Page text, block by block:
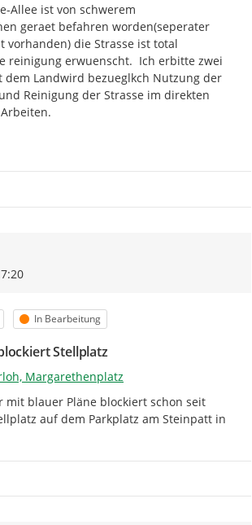
Allee ist von schwerem
geraet befahren worden(seperater
vorhanden) die Strasse ist total
reinigung erwuenscht.  Ich erbitte zwei
dem Landwird bezueglkch Nutzung der
Reinigung der Strasse im direkten
Zur Äußerung
Status
In Bearbeitung
Stellplatz
Margarethenplatz
mit blauer Pläne blockiert schon seit
auf dem Parkplatz am Steinpatt in